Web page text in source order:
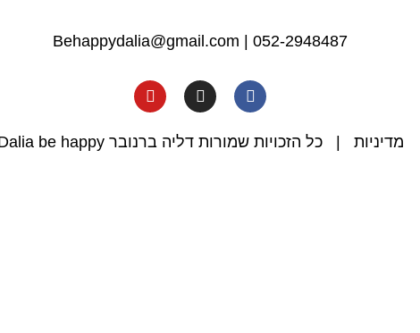
Behappydalia@gmail.com 052-2948487
מדיניות | כל הזכויות שמורות דליה ברנובר Dalia be happy